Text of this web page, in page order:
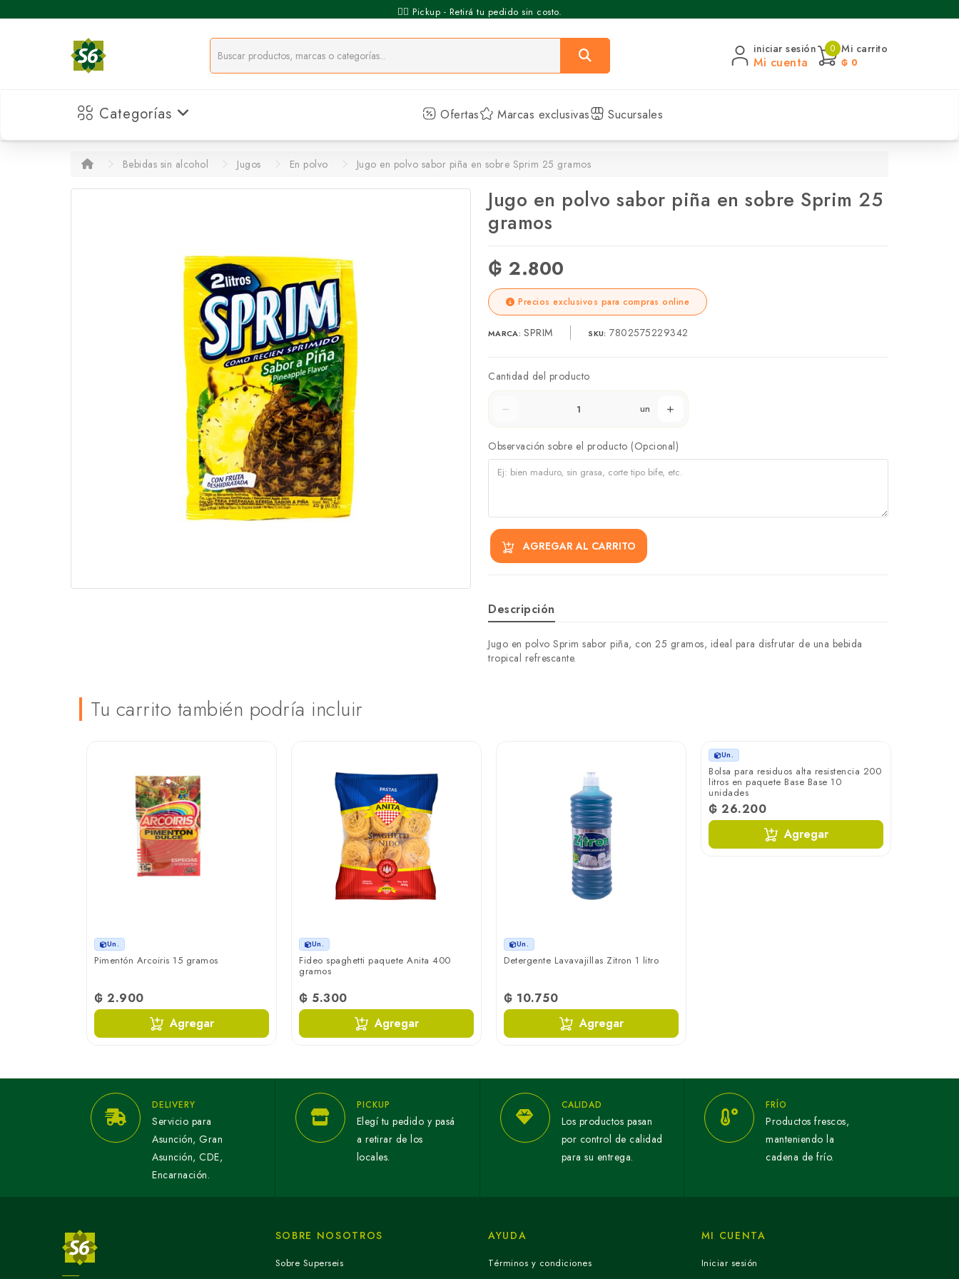
🚶‍♂️ Pickup - Retirá tu pedido sin costo.
iniciar sesión
Mi cuenta
0 Mi carrito
₲ 0
Categorías Ofertas Marcas exclusivas Sucursales
Bebidas sin alcohol Jugos En polvo Jugo en polvo sabor piña en sobre Sprim 25 gramos
Jugo en polvo sabor piña en sobre Sprim 25
gramos
₲ 2.800
Precios exclusivos para compras online
MARCA: SPRIM SKU: 7802575229342
Cantidad del producto
un
Observación sobre el producto (Opcional)
AGREGAR AL CARRITO
Descripción
Jugo en polvo Sprim sabor piña, con 25 gramos, ideal para disfrutar de una bebida
tropical refrescante.
Tu carrito también podría incluir
Un.
Pimentón Arcoiris 15 gramos
₲ 2.900
Agregar
Un.
Fideo spaghetti paquete Anita 400
gramos
₲ 5.300
Agregar
Un.
Detergente Lavavajillas Zitron 1 litro
₲ 10.750
Agregar
DELIVERY
Servicio para
Asunción, Gran
Asunción, CDE,
Encarnación.
PICKUP
Elegí tu pedido y pasá
a retirar de los
locales.
CALIDAD
Los productos pasan
por control de calidad
para su entrega.
FRÍO
Productos frescos,
manteniendo la
cadena de frío.
SOBRE NOSOTROS
Sobre Superseis
AYUDA
Términos y condiciones
MI CUENTA
Iniciar sesión